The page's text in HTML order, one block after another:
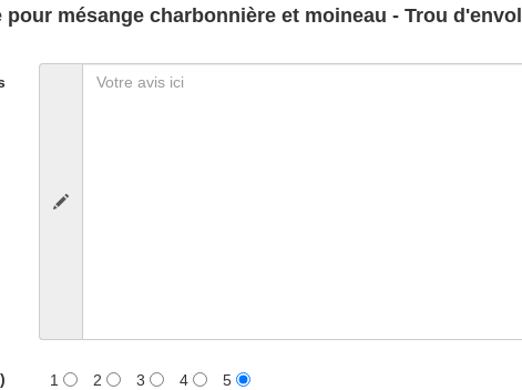
mésange charbonnière et moineau - Trou
1 2 3 4 5